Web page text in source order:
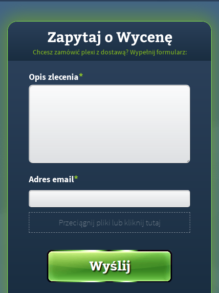
Zapytaj o Wycenę
Chcesz zamówić plexi z dostawą? Wypełnij formularz:
Opis zlecenia*
Adres email*
Przeciągnij pliki lub kliknij tutaj